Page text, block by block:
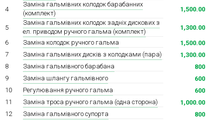
4
Заміна гальмівних колодок барабанних
(комплект)
1,500.00
5
Заміна гальмівних колодок задніх дискових з
ел. приводом ручного гальма (комплект)
1,300.00
6
Заміна колодок ручного гальма
1,500.00
7
Заміна гальмівних дисків з колодками (пара)
1,300.00
8
Заміна гальмівного барабана
800
9
Заміна шлангу гальмівного
600
10
Регулювання ручного гальма
600
11
Заміна троса ручного гальма (одна сторона)
1,000.00
12
Заміна гальмівного супорта
800